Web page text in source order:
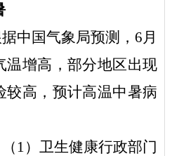
中国气象局预测， 6月
温增高，部分地区出现
较高，预计高温中暑病
（ 1）卫生健康行政部门